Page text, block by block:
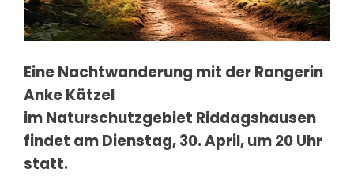
Eine Nachtwanderung mit der Rangerin
Anke Kätzel
im Naturschutzgebiet Riddagshausen
findet am Dienstag, 30. April, um 20 Uhr
statt.